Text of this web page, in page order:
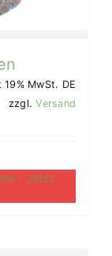
19% MwSt. DE
zzgl.Versand
- Jetzt